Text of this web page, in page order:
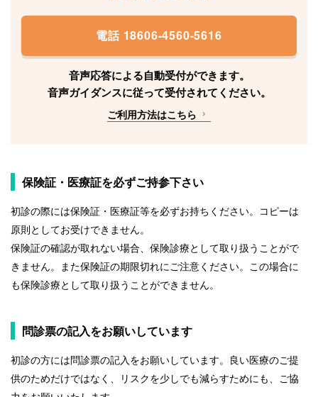
電話 18606-4560-5616
音声応答による自動受付ができます。
音声ガイダンスに従って受付されてください。
ご利用方法はこちら
保険証・医療証を必ずご持参下さい
初診の際には保険証・医療証等を必ずお持ちください。コピーは
原則としてお受けできません。
保険証の確認が取れない場合、保険診療として取り扱うことがで
きません。また保険証の期限切れにご注意ください。この場合に
も保険診療として取り扱うことができません。
問診票の記入をお願いしています
初診の方には問診票の記入をお願いしています。良い医療のご提
供のためだけではなく、リスクを少しでも減らすためにも、ご協